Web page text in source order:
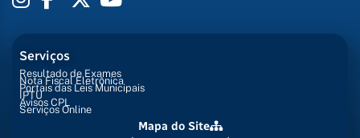
Serviços
Resultado de Exames
Nota Fiscal Eletrônica
Portais das Leis Municipais
IPTU
Avisos CPL
Serviços Online
Mapa do Site